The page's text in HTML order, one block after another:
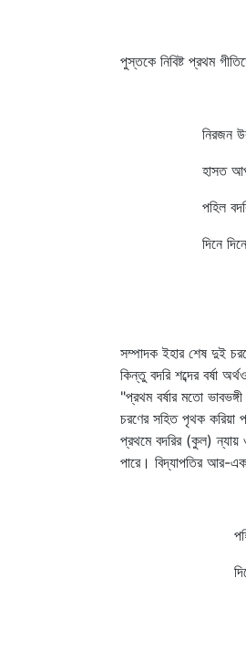
পুস্তকে নিবিষ্ট প্রথম
নিরজন উরজ
হাসত আপন
পহিল বদরি সম
দিনে দিনে
সম্পাদক ইহার শেষ দুই
কিন্তু বদরি শব্দের বর্ষা
"প্রথম বর্ষার মতো
চরণের সহিত পৃথক করিয়া
প্রথমে বদরির (কুল) ন্যায় ও
পারে। বিদ্যাপতির আর-
পহিল বদরী
দিনে দিনে